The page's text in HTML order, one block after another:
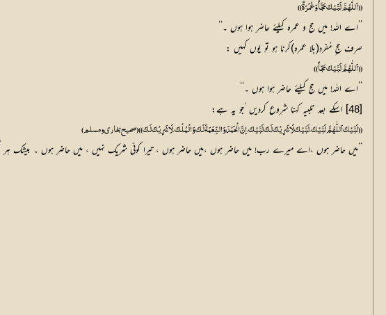
((اَللّٰہُمَّ لَبَّیْکَ حَجَّاً وَ عُمْرَۃً))
’’اے اللہ! میں حج و عمرہ کیلئے حاضر ہوا ہوں ۔‘‘
صرف حج ِ مُفرد(بلا عمرہ)کرنا ہو تو یوں کہیں :
((اَللّٰہُمَّ لَبَّیْکَ حَجّاً))
’’اے اللہ! میں حج کیلئے حاضر ہوا ہوں ۔‘‘
[48] اسکے بعد تلبیہ کہنا شروع کردیں ‘جو یہ ہے:
((لَبَّیْکَ اَللّٰہُمَّ لَبَّیْکَ،لَبَّیْکَ لَا شَرِیْکَ لَکَ لَبَّیْکَ،اِنَّ الْحَمْدَ وَالنِّعْمَۃَ لَکَ وَالْمُلْکَ ،لَا شَرِیْکَ لَکَ)) (صحیح بخاری و مسلم)
’’میں حاضر ہوں ،اے میرے رب! میں حاضر ہوں ،میں حاضر ہوں ، تیرا کوئی شریک نہیں ، میں حاضر ہوں ۔ بیشک ہر